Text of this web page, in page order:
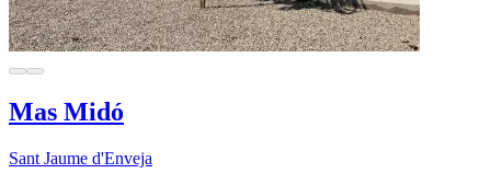
Mas Midó
Sant Jaume d'Enveja